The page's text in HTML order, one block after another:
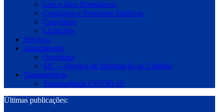
Leis e Atos Normativos
Concursos e Processos Seletivos
Convênios
Licitações
Serviços
Atendimento
Ouvidoria
SIC —Serviço de Informação ao Cidadão
Transparência
Transparência COVID-19
Últimas publicações: